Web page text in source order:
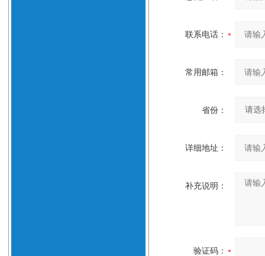
联系电话：
常用邮箱：
省份：
详细地址：
补充说明：
验证码：